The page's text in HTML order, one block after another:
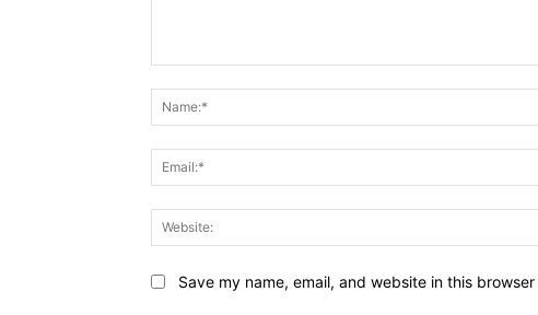
Save my name, email, and website in this